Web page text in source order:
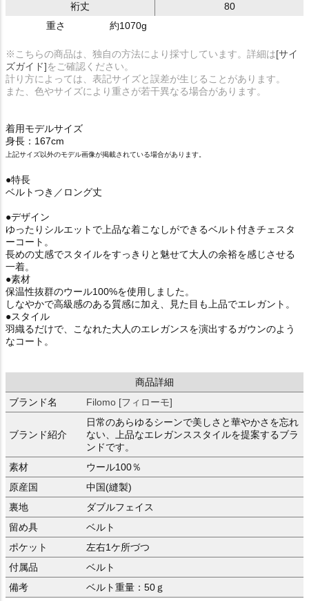
裄丈
80
重さ
約1070g
※こちらの商品は、独自の方法により採寸しています。詳細は[サイ
ズガイド]をご確認ください。
計り方によっては、表記サイズと誤差が生じることがあります。
また、色やサイズにより重さが若干異なる場合があります。
着用モデルサイズ
身長：167cm
上記サイズ以外のモデル画像が掲載されている場合があります。
●特長
ベルトつき／ロング丈
●デザイン
ゆったりシルエットで上品な着こなしができるベルト付きチェスタ
ーコート。
長めの丈感でスタイルをすっきりと魅せて大人の余裕を感じさせる
一着。
●素材
保温性抜群のウール100%を使用しました。
しなやかで高級感のある質感に加え、見た目も上品でエレガント。
●スタイル
羽織るだけで、こなれた大人のエレガンスを演出するガウンのよう
なコート。
商品詳細
ブランド名
Filomo [フィローモ]
ブランド紹介
日常のあらゆるシーンで美しさと華やかさを忘れ
ない、上品なエレガンススタイルを提案するブラ
ンドです。
素材
ウール100％
原産国
中国(縫製)
裏地
ダブルフェイス
留め具
ベルト
ポケット
左右1ケ所づつ
付属品
ベルト
備考
ベルト重量：50ｇ